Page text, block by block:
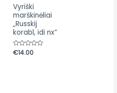
Vyriški
marškinėliai
„Russkij
korabl, idi nx”
Įvertinimas:
0
€14.00